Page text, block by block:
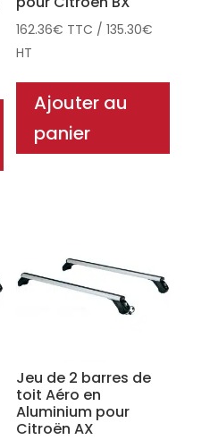
162.36€ TTC /135.30€
HT
Ajouter au
panier
Jeu de 2 barres de
toit Aéro en
Aluminium pour
Citroën AX